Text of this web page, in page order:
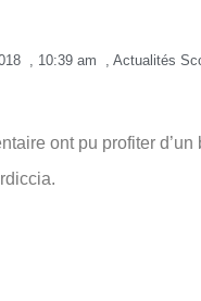
10:39 am Actualités
ont pu profiter